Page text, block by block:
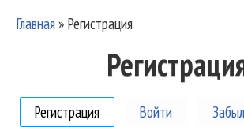
NEWSMUZ.COM
Главная» Регистрация
Регистрация (активная вкладка)
Войти